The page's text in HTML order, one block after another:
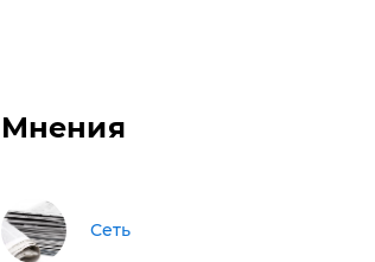
Мнения
Сеть